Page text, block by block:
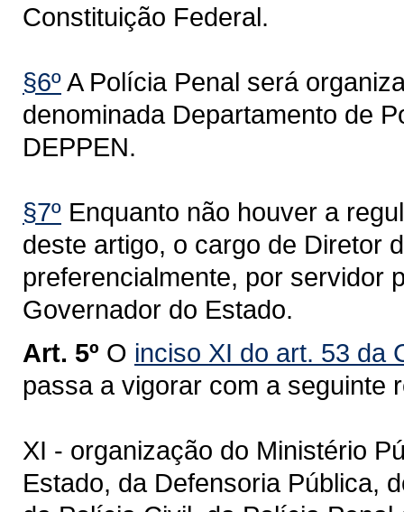
Constituição Federal.
§6ºA Polícia Penal será
denominada Departamento de
DEPPEN.
§7º Enquanto não houver a
deste artigo, o cargo de Diretor
preferencialmente, por servidor
Governador do Estado.
Art. 5º O inciso XI do art. 53 da
passa a vigorar com a seguinte
XI - organização do Ministério
Estado, da Defensoria Pública,